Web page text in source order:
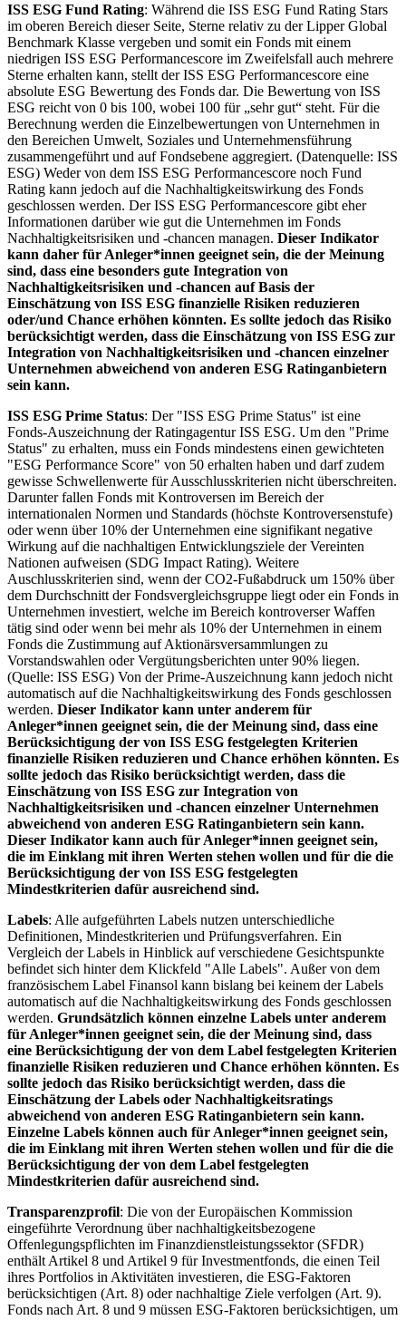
ISS ESG Fund Rating: Während die ISS ESG Fund Rating Stars
im oberen Bereich dieser Seite, Sterne relativ zu der Lipper Global
Benchmark Klasse vergeben und somit ein Fonds mit einem
niedrigen ISS ESG Performancescore im Zweifelsfall auch mehrere
Sterne erhalten kann, stellt der ISS ESG Performancescore eine
absolute ESG Bewertung des Fonds dar. Die Bewertung von ISS
ESG reicht von 0 bis 100, wobei 100 für „sehr gut“ steht. Für die
Berechnung werden die Einzelbewertungen von Unternehmen in
den Bereichen Umwelt, Soziales und Unternehmensführung
zusammengeführt und auf Fondsebene aggregiert. (Datenquelle: ISS
ESG) Weder von dem ISS ESG Performancescore noch Fund
Rating kann jedoch auf die Nachhaltigkeitswirkung des Fonds
geschlossen werden. Der ISS ESG Performancescore gibt eher
Informationen darüber wie gut die Unternehmen im Fonds
Nachhaltigkeitsrisiken und -chancen managen. Dieser Indikator
kann daher für Anleger*innen geeignet sein, die der Meinung
sind, dass eine besonders gute Integration von
Nachhaltigkeitsrisiken und -chancen auf Basis der
Einschätzung von ISS ESG finanzielle Risiken reduzieren
oder/und Chance erhöhen könnten. Es sollte jedoch das Risiko
berücksichtigt werden, dass die Einschätzung von ISS ESG zur
Integration von Nachhaltigkeitsrisiken und -chancen einzelner
Unternehmen abweichend von anderen ESG Ratinganbietern
sein kann.
ISS ESG Prime Status: Der "ISS ESG Prime Status" ist eine
Fonds-Auszeichnung der Ratingagentur ISS ESG. Um den "Prime
Status" zu erhalten, muss ein Fonds mindestens einen gewichteten
"ESG Performance Score" von 50 erhalten haben und darf zudem
gewisse Schwellenwerte für Ausschlusskriterien nicht überschreiten.
Darunter fallen Fonds mit Kontroversen im Bereich der
internationalen Normen und Standards (höchste Kontroversenstufe)
oder wenn über 10% der Unternehmen eine signifikant negative
Wirkung auf die nachhaltigen Entwicklungsziele der Vereinten
Nationen aufweisen (SDG Impact Rating). Weitere
Auschlusskriterien sind, wenn der CO2-Fußabdruck um 150% über
dem Durchschnitt der Fondsvergleichsgruppe liegt oder ein Fonds in
Unternehmen investiert, welche im Bereich kontroverser Waffen
tätig sind oder wenn bei mehr als 10% der Unternehmen in einem
Fonds die Zustimmung auf Aktionärsversammlungen zu
Vorstandswahlen oder Vergütungsberichten unter 90% liegen.
(Quelle: ISS ESG) Von der Prime-Auszeichnung kann jedoch nicht
automatisch auf die Nachhaltigkeitswirkung des Fonds geschlossen
werden. Dieser Indikator kann unter anderem für
Anleger*innen geeignet sein, die der Meinung sind, dass eine
Berücksichtigung der von ISS ESG festgelegten Kriterien
finanzielle Risiken reduzieren und Chance erhöhen könnten. Es
sollte jedoch das Risiko berücksichtigt werden, dass die
Einschätzung von ISS ESG zur Integration von
Nachhaltigkeitsrisiken und -chancen einzelner Unternehmen
abweichend von anderen ESG Ratinganbietern sein kann.
Dieser Indikator kann auch für Anleger*innen geeignet sein,
die im Einklang mit ihren Werten stehen wollen und für die die
Berücksichtigung der von ISS ESG festgelegten
Mindestkriterien dafür ausreichend sind.
Labels: Alle aufgeführten Labels nutzen unterschiedliche
Definitionen, Mindestkriterien und Prüfungsverfahren. Ein
Vergleich der Labels in Hinblick auf verschiedene Gesichtspunkte
befindet sich hinter dem Klickfeld "Alle Labels". Außer von dem
französischem Label Finansol kann bislang bei keinem der Labels
automatisch auf die Nachhaltigkeitswirkung des Fonds geschlossen
werden. Grundsätzlich können einzelne Labels unter anderem
für Anleger*innen geeignet sein, die der Meinung sind, dass
eine Berücksichtigung der von dem Label festgelegten Kriterien
finanzielle Risiken reduzieren und Chance erhöhen könnten. Es
sollte jedoch das Risiko berücksichtigt werden, dass die
Einschätzung der Labels oder Nachhaltigkeitsratings
abweichend von anderen ESG Ratinganbietern sein kann.
Einzelne Labels können auch für Anleger*innen geeignet sein,
die im Einklang mit ihren Werten stehen wollen und für die die
Berücksichtigung der von dem Label festgelegten
Mindestkriterien dafür ausreichend sind.
Transparenzprofil: Die von der Europäischen Kommission
eingeführte Verordnung über nachhaltigkeitsbezogene
Offenlegungspflichten im Finanzdienstleistungssektor (SFDR)
enthält Artikel 8 und Artikel 9 für Investmentfonds, die einen Teil
ihres Portfolios in Aktivitäten investieren, die ESG-Faktoren
berücksichtigen (Art. 8) oder nachhaltige Ziele verfolgen (Art. 9).
Fonds nach Art. 8 und 9 müssen ESG-Faktoren berücksichtigen, um